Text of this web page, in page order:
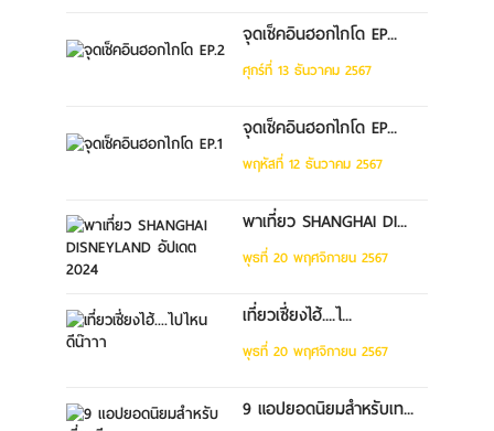
จุดเช็คอินฮอกไกโด EP...
ศุกร์ที่ 13 ธันวาคม 2567
จุดเช็คอินฮอกไกโด EP...
พฤหัสที่ 12 ธันวาคม 2567
พาเที่ยว SHANGHAI DI...
พุธที่ 20 พฤศจิกายน 2567
เที่ยวเซี่ยงไฮ้....ไ...
พุธที่ 20 พฤศจิกายน 2567
9 แอปยอดนิยมสำหรับเท...